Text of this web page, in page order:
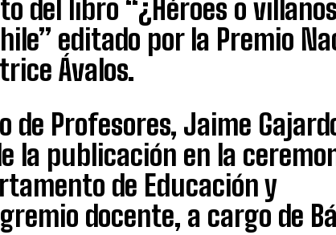
del libro “¿Héroes o
editado por la Premio
Ávalos.
de Profesores, Jaime
la publicación en la
de Educación y
docente, a cargo de